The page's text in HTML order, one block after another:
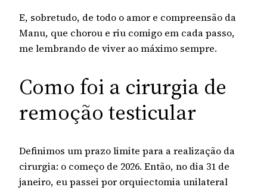
E, sobretudo, de todo o amor e compreensão da
Manu, que chorou e riu comigo em cada passo,
me lembrando de viver ao máximo sempre.
Como foi a cirurgia de
remoção testicular
Definimos um prazo limite para a realização da
cirurgia: o começo de 2026. Então, no dia 31 de
janeiro, eu passei por orquiectomia unilateral